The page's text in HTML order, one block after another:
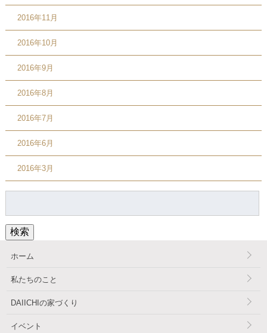
2016年11月
2016年10月
2016年9月
2016年8月
2016年7月
2016年6月
2016年3月
検索
ホーム
私たちのこと
DAIICHIの家づくり
イベント